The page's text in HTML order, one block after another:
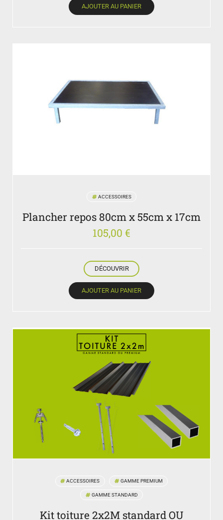
AJOUTER AU PANIER
ACCESSOIRES
Plancher repos 80cm x 55cm x 17cm
105,00 €
DÉCOUVRIR
AJOUTER AU PANIER
ACCESSOIRES GAMME PREMIUM
GAMME STANDARD
Kit toiture 2x2M standard OU